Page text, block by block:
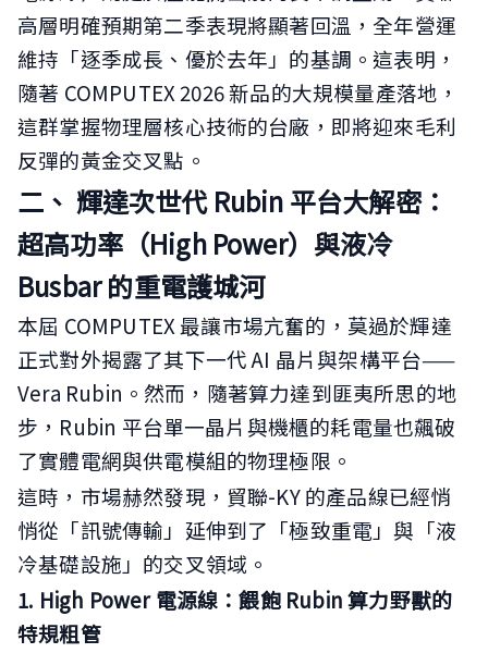
高層明確預期第二季表現將顯著回溫，全年營運
維持「逐季成長、優於去年」的基調。這表明，
隨著 COMPUTEX 2026 新品的大規模量產落地，
這群掌握物理層核心技術的台廠，即將迎來毛利
反彈的黃金交叉點。
二、 輝達次世代 Rubin 平台大解密：
超高功率（High Power）與液冷
Busbar 的重電護城河
本屆 COMPUTEX 最讓市場亢奮的，莫過於輝達
正式對外揭露了其下一代 AI 晶片與架構平台——
Vera Rubin。然而，隨著算力達到匪夷所思的地
步，Rubin 平台單一晶片與機櫃的耗電量也飆破
了實體電網與供電模組的物理極限。
這時，市場赫然發現，貿聯-KY 的產品線已經悄
悄從「訊號傳輸」延伸到了「極致重電」與「液
冷基礎設施」的交叉領域。
1. High Power 電源線：餵飽 Rubin 算力野獸的
特規粗管